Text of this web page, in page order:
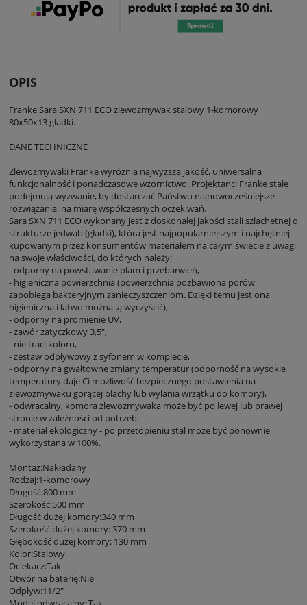
OPIS
Franke Sara SXN 711 ECO zlewozmywak stalowy 1-komorowy
80x50x13 gładki.
DANE TECHNICZNE
Zlewozmywaki Franke wyróżnia najwyższa jakość, uniwersalna
funkcjonalność i ponadczasowe wzornictwo. Projektanci Franke stale
podejmują wyzwanie, by dostarczać Państwu najnowocześniejsze
rozwiązania, na miarę współczesnych oczekiwań.
Sara SXN 711 ECO wykonany jest z doskonałej jakości stali szlachetnej o
strukturze jedwab (gładki), która jest najpopularniejszym i najchętniej
kupowanym przez konsumentów materiałem na całym świecie z uwagi
na swoje właściwości, do których należy:
- odporny na powstawanie plam i przebarwień,
- higieniczna powierzchnia (powierzchnia pozbawiona porów
zapobiega bakteryjnym zanieczyszczeniom. Dzięki temu jest ona
higieniczna i łatwo można ją wyczyścić),
- odporny na promienie UV,
- zawór zatyczkowy 3,5",
- nie traci koloru,
- zestaw odpływowy z syfonem w komplecie,
- odporny na gwałtowne zmiany temperatur (odporność na wysokie
temperatury daje Ci możliwość bezpiecznego postawienia na
zlewozmywaku gorącej blachy lub wylania wrzątku do komory),
- odwracalny, komora zlewozmywaka może być po lewej lub prawej
stronie w zależności od potrzeb.
- materiał ekologiczny - po przetopieniu stal może być ponownie
wykorzystana w 100%.
Montaż:Nakładany
Rodzaj:1-komorowy
Długość:800 mm
Szerokość:500 mm
Długość dużej komory:340 mm
Szerokość dużej komory: 370 mm
Głębokość dużej komory: 130 mm
Kolor:Stalowy
Ociekacz:Tak
Otwór na baterię:Nie
Odpływ:11/2"